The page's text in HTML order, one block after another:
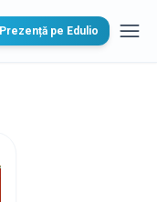
Prezență pe Edulio